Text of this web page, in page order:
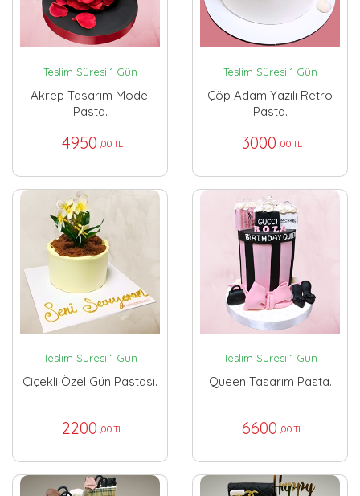
Teslim Süresi 1 Gün
Akrep Tasarım Model
Pasta.
4950 ,00 TL
Teslim Süresi 1 Gün
Çöp Adam Yazılı Retro
Pasta.
3000 ,00 TL
Teslim Süresi 1 Gün
Çiçekli Özel Gün Pastası.
2200 ,00 TL
Teslim Süresi 1 Gün
Queen Tasarım Pasta.
6600 ,00 TL